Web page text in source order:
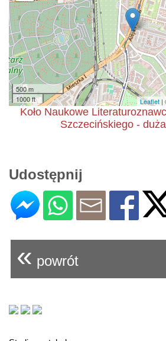
500 m
1000 ft
Leaflet |
Koło Naukowe
Szczecińskiego -
Udostępnij
« powrót